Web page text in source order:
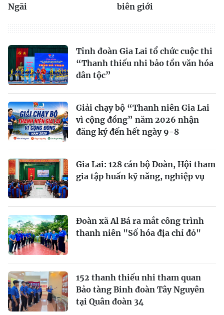
Ngãi
biên giới
Tỉnh đoàn Gia Lai tổ chức cuộc thi
“Thanh thiếu nhi bảo tồn văn hóa
dân tộc”
Giải chạy bộ “Thanh niên Gia Lai
vì cộng đồng” năm 2026 nhận
đăng ký đến hết ngày 9-8
Gia Lai: 128 cán bộ Đoàn, Hội tham
gia tập huấn kỹ năng, nghiệp vụ
Đoàn xã Al Bá ra mắt công trình
thanh niên "Số hóa địa chỉ đỏ"
152 thanh thiếu nhi tham quan
Bảo tàng Binh đoàn Tây Nguyên
tại Quân đoàn 34